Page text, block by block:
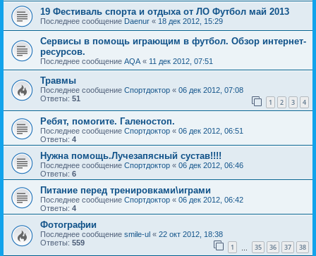
19 Фестиваль спорта и отдыха от ЛО Футбол май 2013
Последнее сообщение Daenur « 18 дек 2012, 15:29
Сервисы в помощь играющим в футбол. Обзор интернет-
ресурсов.
Последнее сообщение AQA « 11 дек 2012, 07:51
Травмы
Последнее сообщение Спортдоктор « 06 дек 2012, 07:08
Ответы: 51 1 2 3 4
Ребят, помогите. Галеностоп.
Последнее сообщение Спортдоктор « 06 дек 2012, 06:51
Ответы: 4
Нужна помощь.Лучезапясный сустав!!!!
Последнее сообщение Спортдоктор « 06 дек 2012, 06:46
Ответы: 6
Питание перед тренировками\играми
Последнее сообщение Спортдоктор « 06 дек 2012, 06:42
Ответы: 4
Фотографии
Последнее сообщение smile-ul « 22 окт 2012, 18:38
Ответы: 559 1 35 36 37 38